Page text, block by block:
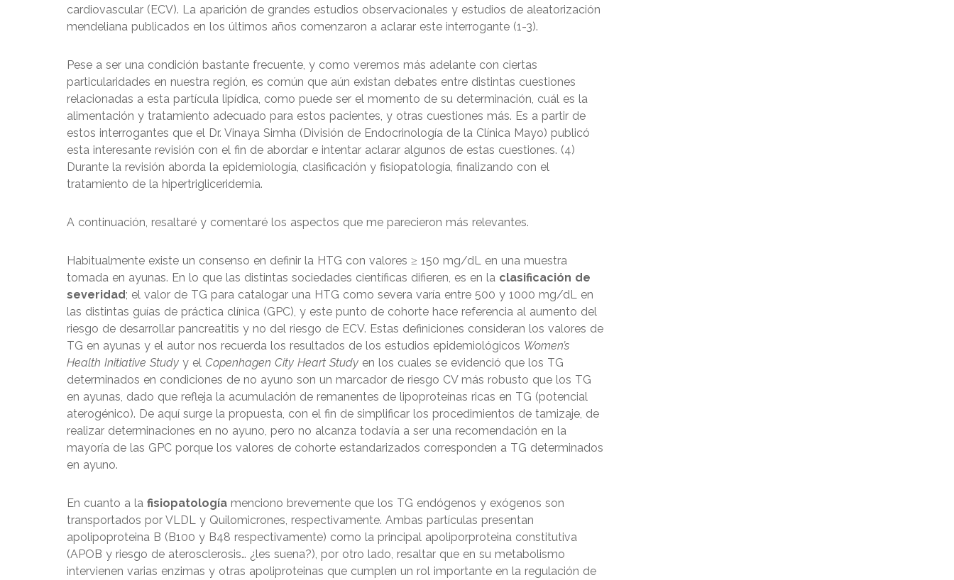
cardiovascular (ECV). La aparición de grandes estudios observacionales y estudios de aleatorización
mendeliana publicados en los últimos años comenzaron a aclarar este interrogante (1-3).
Pese a ser una condición bastante frecuente, y como veremos más adelante con ciertas
particularidades en nuestra región, es común que aún existan debates entre distintas cuestiones
relacionadas a esta partícula lipídica, como puede ser el momento de su determinación, cuál es la
alimentación y tratamiento adecuado para estos pacientes, y otras cuestiones más. Es a partir de
estos interrogantes que el Dr. Vinaya Simha (División de Endocrinología de la Clínica Mayo) publicó
esta interesante revisión con el fin de abordar e intentar aclarar algunos de estas cuestiones. (4)
Durante la revisión aborda la epidemiología, clasificación y fisiopatología, finalizando con el
tratamiento de la hipertrigliceridemia.
A continuación, resaltaré y comentaré los aspectos que me parecieron más relevantes.
Habitualmente existe un consenso en definir la HTG con valores ≥ 150 mg/dL en una muestra
tomada en ayunas. En lo que las distintas sociedades científicas difieren, es en la clasificación de
severidad; el valor de TG para catalogar una HTG como severa varía entre 500 y 1000 mg/dL en
las distintas guías de práctica clínica (GPC), y este punto de cohorte hace referencia al aumento del
riesgo de desarrollar pancreatitis y no del riesgo de ECV. Estas definiciones consideran los valores de
TG en ayunas y el autor nos recuerda los resultados de los estudios epidemiológicos Women’s
Health Initiative Study y el Copenhagen City Heart Study en los cuales se evidenció que los TG
determinados en condiciones de no ayuno son un marcador de riesgo CV más robusto que los TG
en ayunas, dado que refleja la acumulación de remanentes de lipoproteínas ricas en TG (potencial
aterogénico). De aquí surge la propuesta, con el fin de simplificar los procedimientos de tamizaje, de
realizar determinaciones en no ayuno, pero no alcanza todavía a ser una recomendación en la
mayoría de las GPC porque los valores de cohorte estandarizados corresponden a TG determinados
en ayuno.
En cuanto a la fisiopatología menciono brevemente que los TG endógenos y exógenos son
transportados por VLDL y Quilomicrones, respectivamente. Ambas partículas presentan
apolipoproteina B (B100 y B48 respectivamente) como la principal apoliporproteina constitutiva
(APOB y riesgo de aterosclerosis… ¿les suena?), por otro lado, resaltar que en su metabolismo
intervienen varias enzimas y otras apoliproteinas que cumplen un rol importante en la regulación de